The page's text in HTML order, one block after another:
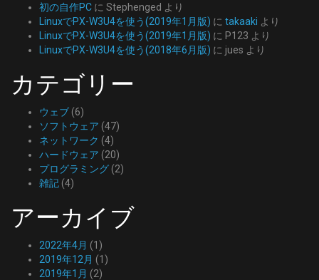
初の自作PC に Stephenged より
LinuxでPX-W3U4を使う(2019年1月版) に takaaki より
LinuxでPX-W3U4を使う(2019年1月版) に P123 より
LinuxでPX-W3U4を使う(2018年6月版) に jues より
カテゴリー
ウェブ (6)
ソフトウェア (47)
ネットワーク (4)
ハードウェア (20)
プログラミング (2)
雑記 (4)
アーカイブ
2022年4月 (1)
2019年12月 (1)
2019年1月 (2)